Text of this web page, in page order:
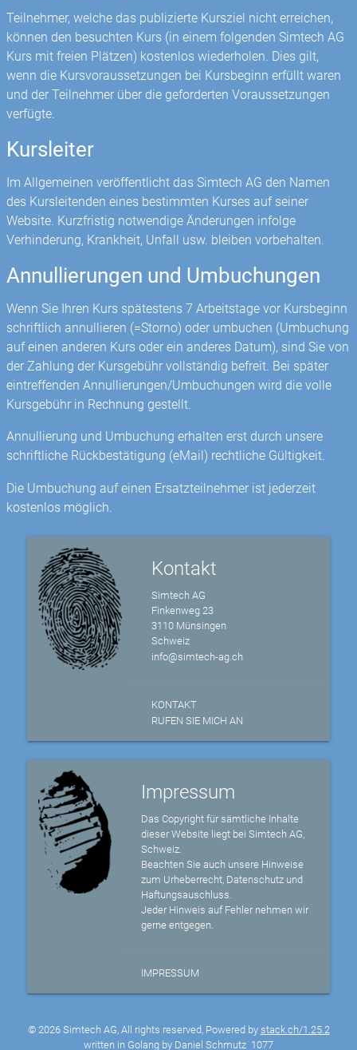
Teilnehmer, welche das publizierte Kursziel nicht erreichen,
können den besuchten Kurs (in einem folgenden Simtech AG
Kurs mit freien Plätzen) kostenlos wiederholen. Dies gilt,
wenn die Kursvoraussetzungen bei Kursbeginn erfüllt waren
und der Teilnehmer über die geforderten Voraussetzungen
verfügte.
Kursleiter
Im Allgemeinen veröffentlicht das Simtech AG den Namen
des Kursleitenden eines bestimmten Kurses auf seiner
Website. Kurzfristig notwendige Änderungen infolge
Verhinderung, Krankheit, Unfall usw. bleiben vorbehalten.
Annullierungen und Umbuchungen
Wenn Sie Ihren Kurs spätestens 7 Arbeitstage vor Kursbeginn
schriftlich annullieren (=Storno) oder umbuchen (Umbuchung
auf einen anderen Kurs oder ein anderes Datum), sind Sie von
der Zahlung der Kursgebühr vollständig befreit. Bei später
eintreffenden Annullierungen/Umbuchungen wird die volle
Kursgebühr in Rechnung gestellt.
Annullierung und Umbuchung erhalten erst durch unsere
schriftliche Rückbestätigung (eMail) rechtliche Gültigkeit.
Die Umbuchung auf einen Ersatzteilnehmer ist jederzeit
kostenlos möglich.
Kontakt
Simtech AG
Finkenweg 23
3110 Münsingen
Schweiz
info@simtech-ag.ch
KONTAKT
RUFEN SIE MICH AN
Impressum
Das Copyright für sämtliche Inhalte
dieser Website liegt bei Simtech AG,
Schweiz.
Beachten Sie auch unsere Hinweise
zum Urheberrecht, Datenschutz und
Haftungsauschluss.
Jeder Hinweis auf Fehler nehmen wir
gerne entgegen.
IMPRESSUM
© 2026 Simtech AG, All rights reserved, Powered by stack.ch/1.25.2
written in Golang by Daniel Schmutz 1077